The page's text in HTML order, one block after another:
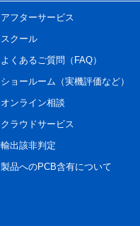
アフターサービス
スクール
よくあるご質問（FAQ）
ショールーム（実機評価など）
オンライン相談
クラウドサービス
輸出該非判定
製品へのPCB含有について